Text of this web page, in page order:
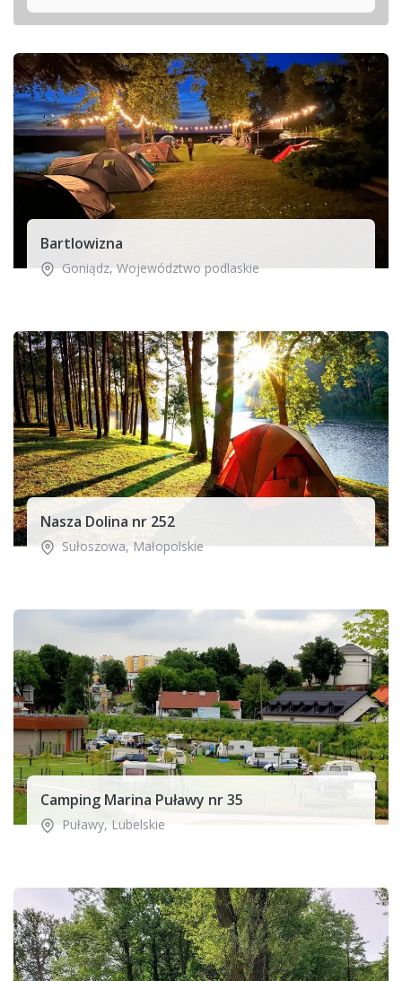
Bartlowizna
Goniądz,Województwo podlaskie
Nasza Dolina nr 252
Sułoszowa,Małopolskie
Camping Marina Puławy nr 35
Puławy,Lubelskie